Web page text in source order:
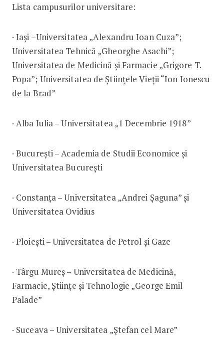
Lista campusurilor universitare:
· Iași –Universitatea „Alexandru Ioan Cuza”;
Universitatea Tehnică „Gheorghe Asachi”;
Universitatea de Medicină și Farmacie „Grigore T.
Popa”; Universitatea de Ştiinţele Vieţii “Ion Ionescu
de la Brad”
· Alba Iulia – Universitatea „1 Decembrie 1918”
· București – Academia de Studii Economice și
Universitatea București
· Constanța – Universitatea „Andrei Șaguna” și
Universitatea Ovidius
· Ploiești – Universitatea de Petrol și Gaze
· Târgu Mureș – Universitatea de Medicină,
Farmacie, Științe și Tehnologie „George Emil
Palade”
· Suceava – Universitatea „Ştefan cel Mare”